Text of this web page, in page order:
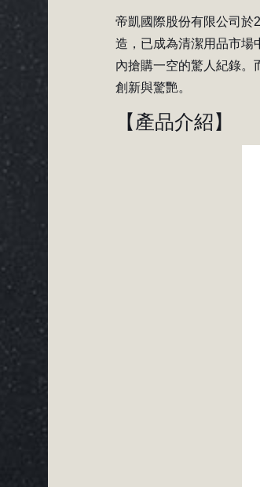
帝凱國際股份有限公司於
造，已成為清潔用品市場
內搶購一空的驚人紀錄。
創新與驚艷。
【 產品介紹】